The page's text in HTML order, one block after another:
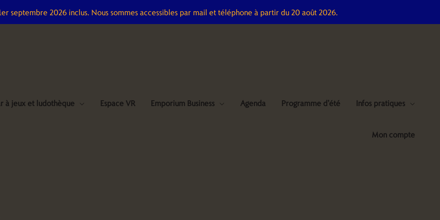
septembre 2026 inclus. Nous sommes accessibles par mail et téléphone à partir du 20 août 2026.
à jeux et ludothèque Espace VR Emporium Business Agenda Programme d’été Infos pratiques
Mon compte